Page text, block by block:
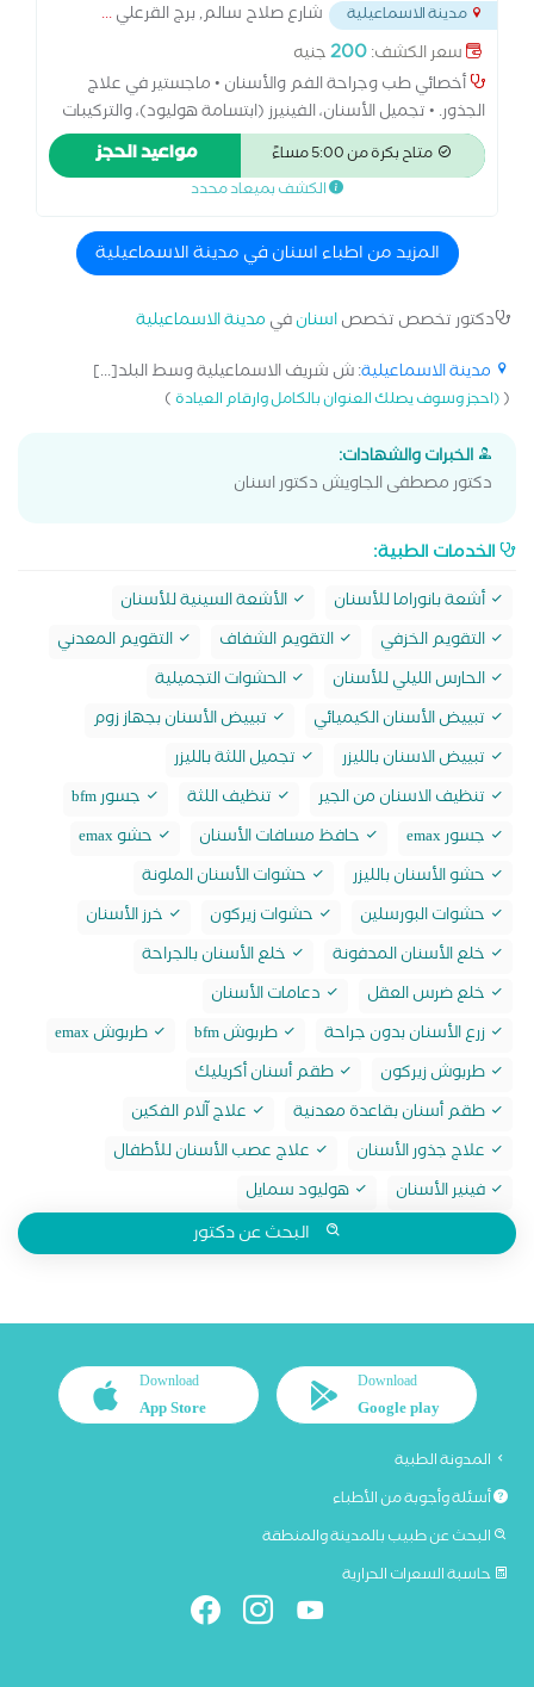
مدينة الاسماعيلية شارع صلاح سالم, برج القرعلي
...
سعر الكشف:200جنيه
أخصائي طب وجراحة الفم والأسنان • ماجستير في علاج
الجذور. • تجميل الأسنان، الفينيرز (ابتسامة هوليود)، والتركيبات
الثابتة. • علاج الجذور الميكروسكوبي وعلاجات العصب بأحدث
الأجهزة. • العيادة مجهزة بالميكروسكوب والأشعة الرقمية
الحديثة لضمان أعلى دقة. • تطبيق بروتوكولات التعقيم
متاح بكرة من 5:00 مساءً مواعيد الحجز
الكشف بميعاد محدد
المزيد من اطباء اسنان في مدينة الاسماعيلية
دكتور تخصص تخصصاسنانفي مدينة الاسماعيلية
مدينة الاسماعيلية: ش شريف الاسماعيلية وسط البلد[...]
((احجز وسوف يصلك العنوان بالكامل وارقام العيادة)
الخبرات والشهادات:
دكتور مصطفى الجاويش دكتور اسنان
الخدمات الطبية:
أشعة بانوراما للأسنان
الأشعة السينية للأسنان
التقويم الخزفي
التقويم الشفاف
التقويم المعدني
الحارس الليلي للأسنان
الحشوات التجميلية
تبييض الأسنان الكيميائي
تبييض الأسنان بجهاز زوم
تبييض الاسنان بالليزر
تجميل اللثة بالليزر
تنظيف الاسنان من الجير
تنظيف اللثة
جسور bfm
جسور emax
حافظ مسافات الأسنان
حشو emax
حشو الأسنان بالليزر
حشوات الأسنان الملونة
حشوات البورسلين
حشوات زيركون
خرز الأسنان
خلع الأسنان المدفونة
خلع الأسنان بالجراحة
خلع ضرس العقل
دعامات الأسنان
زرع الأسنان بدون جراحة
طربوش bfm
طربوش emax
طربوش زيركون
طقم أسنان أكريليك
طقم أسنان بقاعدة معدنية
علاج آلام الفكين
علاج جذور الأسنان
علاج عصب الأسنان للأطفال
فينير الأسنان
هوليود سمايل
البحث عن دكتور
Download
Google play
Download
App Store
المدونة الطبية
أسئلة وأجوبة من الأطباء
البحث عن طبيب بالمدينة والمنطقة
حاسبة السعرات الحرارية